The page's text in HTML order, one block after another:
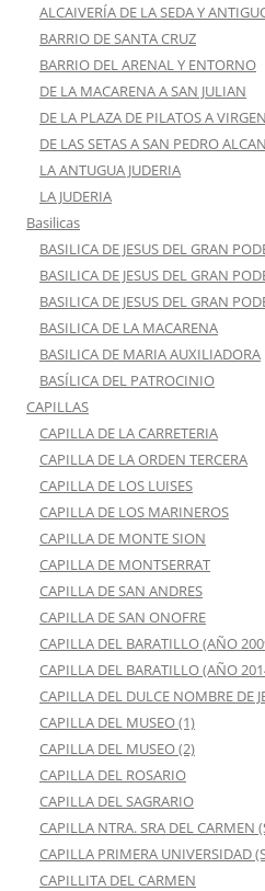
ALCAIVERÍA DE LA SEDA Y
BARRIO DE SANTA CRUZ
BARRIO DEL ARENAL Y ENTORNO
DE LA MACARENA A SAN JULIAN
DE LA PLAZA DE PILATOS A
DE LAS SETAS A SAN PEDRO
LA ANTUGUA JUDERIA
LA JUDERIA
Basilicas
BASILICA DE JESUS DEL GRAN
BASILICA DE JESUS DEL GRAN
BASILICA DE JESUS DEL GRAN
BASILICA DE LA MACARENA
BASILICA DE MARIA AUXILIADORA
BASÍLICA DEL PATROCINIO
CAPILLAS
CAPILLA DE LA CARRETERIA
CAPILLA DE LA ORDEN TERCERA
CAPILLA DE LOS LUISES
CAPILLA DE LOS MARINEROS
CAPILLA DE MONTE SION
CAPILLA DE MONTSERRAT
CAPILLA DE SAN ANDRES
CAPILLA DE SAN ONOFRE
CAPILLA DEL BARATILLO (AÑO
CAPILLA DEL BARATILLO (AÑO
CAPILLA DEL DULCE NOMBRE DE
CAPILLA DEL MUSEO (1)
CAPILLA DEL MUSEO (2)
CAPILLA DEL ROSARIO
CAPILLA DEL SAGRARIO
CAPILLA NTRA. SRA DEL
CAPILLA PRIMERA UNIVERSIDAD
CAPILLITA DEL CARMEN